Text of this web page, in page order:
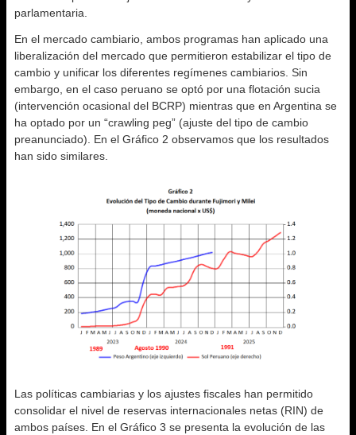
parlamentaria.
En el mercado cambiario, ambos programas han aplicado una
liberalización del mercado que permitieron estabilizar el tipo de
cambio y unificar los diferentes regímenes cambiarios. Sin
embargo, en el caso peruano se optó por una flotación sucia
(intervención ocasional del BCRP) mientras que en Argentina se
ha optado por un “crawling peg” (ajuste del tipo de cambio
preanunciado). En el Gráfico 2 observamos que los resultados
han sido similares.
Las políticas cambiarias y los ajustes fiscales han permitido
consolidar el nivel de reservas internacionales netas (RIN) de
ambos países. En el Gráfico 3 se presenta la evolución de las